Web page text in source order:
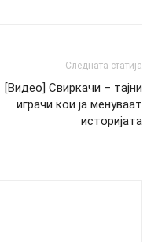
Следната статија
[Видео] Свиркачи – тајни
играчи кои ја менуваат
историјата